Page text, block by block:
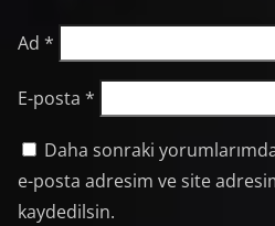
Ad *
E-posta *
Daha sonraki
e-posta adresim ve site
kaydedilsin.